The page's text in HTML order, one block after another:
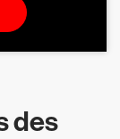
des